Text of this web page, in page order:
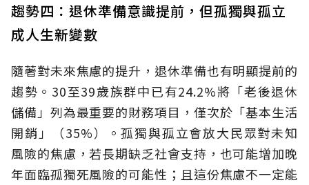
趨勢四：退休準備意識提前，但孤獨與孤立
成人生新變數
隨著對未來焦慮的提升，退休準備也有明顯提前的
趨勢。30至39歲族群中已有24.2%將「老後退休
儲備」列為最重要的財務項目，僅次於「基本生活
開銷」（35%）。孤獨與孤立會放大民眾對未知
風險的焦慮，若長期缺乏社會支持，也可能增加晚
年面臨孤獨死風險的可能性；且這份焦慮不一定能